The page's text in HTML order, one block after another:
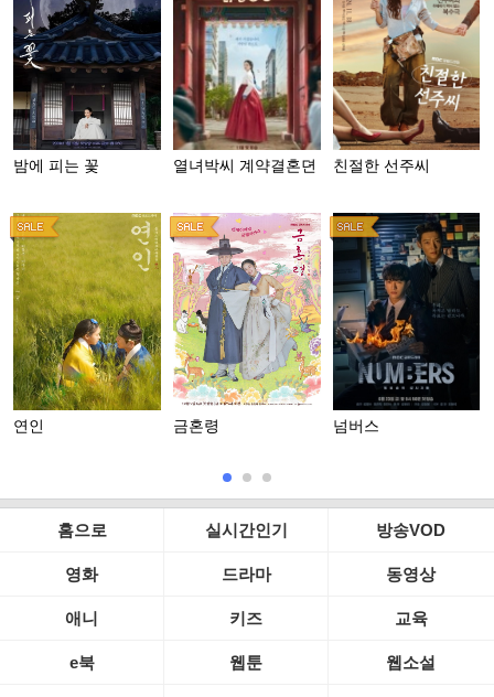
밤에 피는 꽃 열녀박씨 계약결혼뎐 친절한 선주씨
연인 금혼령 넘버스
홈으로 실시간인기 방송VOD
영화 드라마 동영상
애니 키즈 교육
e북 웹툰 웹소설